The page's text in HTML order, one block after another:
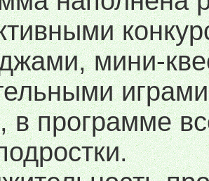
мини-
в программе